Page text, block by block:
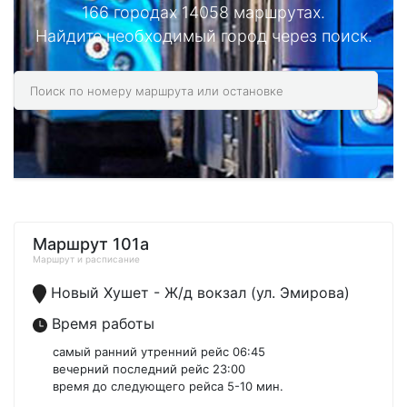
166 городах 14058 маршрутах.
Найдите необходимый город через поиск.
Маршрут 101а
Маршрут и расписание
Новый Хушет - Ж/д вокзал (ул. Эмирова)
Время работы
самый ранний утренний рейс 06:45
вечерний последний рейс 23:00
время до следующего рейса 5-10 мин.